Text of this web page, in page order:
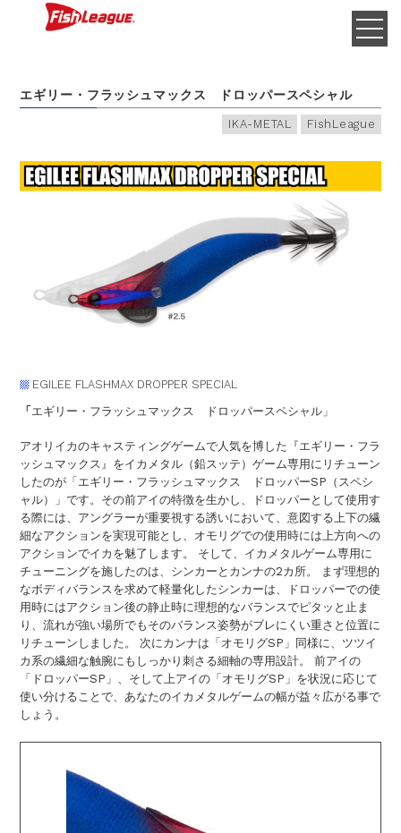
エギリー・フラッシュマックス ドロッパースペシャル
IKA-METAL FishLeague
EGILEE FLASHMAX DROPPER SPECIAL
「エギリー・フラッシュマックス ドロッパースペシャル」
アオリイカのキャスティングゲームで人気を博した『エギリー・フラ
ッシュマックス』をイカメタル（鉛スッテ）ゲーム専用にリチューン
したのが「エギリー・フラッシュマックス ドロッパーSP（スペシ
ャル）」です。その前アイの特徴を生かし、ドロッパーとして使用す
る際には、アングラーが重要視する誘いにおいて、意図する上下の繊
細なアクションを実現可能とし、オモリグでの使用時には上方向への
アクションでイカを魅了します。 そして、イカメタルゲーム専用に
チューニングを施したのは、シンカーとカンナの2カ所。 まず理想的
なボディバランスを求めて軽量化したシンカーは、ドロッパーでの使
用時にはアクション後の静止時に理想的なバランスでピタッと止ま
り、流れが強い場所でもそのバランス姿勢がブレにくい重さと位置に
リチューンしました。 次にカンナは「オモリグSP」同様に、ツツイ
カ系の繊細な触腕にもしっかり刺さる細軸の専用設計。 前アイの
「ドロッパーSP」、そして上アイの「オモリグSP」を状況に応じて
使い分けることで、あなたのイカメタルゲームの幅が益々広がる事で
しょう。